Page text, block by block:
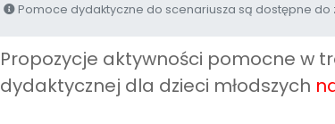
Pomoce dydaktyczne do scenariusza są dostępne
Propozycje aktywności pomocne w
dydaktycznej dla dzieci młodszych